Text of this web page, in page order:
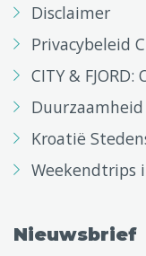
Disclaimer
Privacybeleid
CITY &
Duurzaamheid
Kroatië
Weekendtrips
Nieuwsbrief